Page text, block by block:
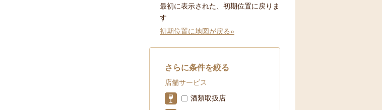
最初に表示された、初期位置に戻りま
す
初期位置に地図が戻る»
さらに条件を絞る
店舗サービス
酒類取扱店